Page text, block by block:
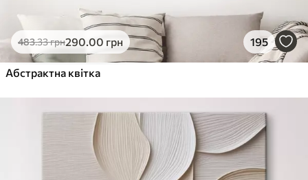
483.33грн290.00 грн 195
Абстрактна квітка